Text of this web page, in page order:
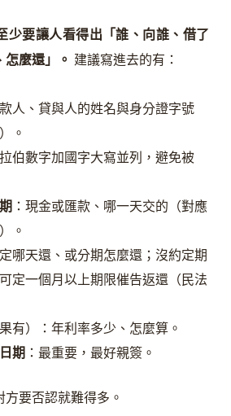
少要讓人看得出「誰、向誰、借了
麼還」。 建議寫進去的有：
人、貸與人的姓名與身分證字號
。
伯數字加國字大寫並列，避免被
：現金或匯款、哪一天交的（對應
。
哪天還、或分期怎麼還；沒約定期
定一個月以上期限催告返還（民法
有）：年利率多少、怎麼算。
期 ：最重要，最好親簽。
要否認就難得多。